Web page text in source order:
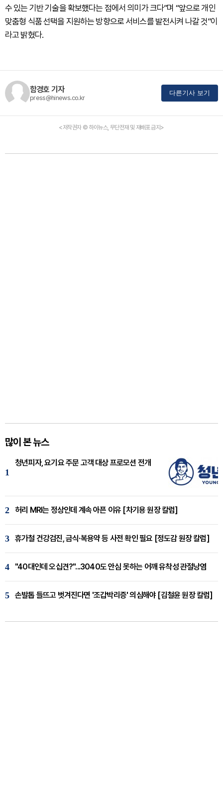
수 있는 기반 기술을 확보했다는 점에서 의미가 크다”며 “앞으로 개인
맞춤형 식품 선택을 지원하는 방향으로 서비스를 발전시켜 나갈 것”이
라고 밝혔다.
함경호 기자
press@hinews.co.kr
다른기사 보기
<저작권자 © 하이뉴스, 무단전재 및 재배포 금지>
많이 본 뉴스
1
청년피자, 요기요 주문 고객 대상 프로모션 전개
2 허리 MRI는 정상인데 계속 아픈 이유 [차기용 원장 칼럼]
3 휴가철 건강검진, 금식·복용약 등 사전 확인 필요 [정도감 원장 칼럼]
4 "40대인데 오십견?"...3040도 안심 못하는 어깨 유착성 관절낭염
5 손발톱 들뜨고 벗겨진다면 '조갑박리증' 의심해야 [김철윤 원장 칼럼]